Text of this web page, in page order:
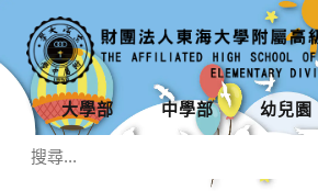
大學部 中學部 幼兒園